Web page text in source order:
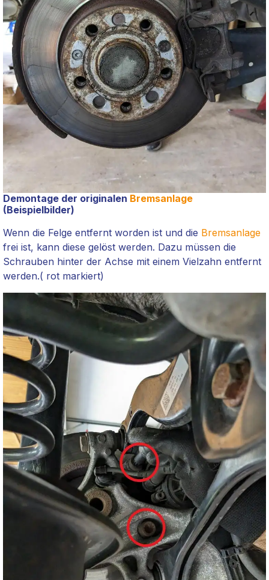
Demontage der originalen Bremsanlage
(Beispielbilder)
Wenn die Felge entfernt worden ist und die Bremsanlage
frei ist, kann diese gelöst werden. Dazu müssen die
Schrauben hinter der Achse mit einem Vielzahn entfernt
werden.( rot markiert)